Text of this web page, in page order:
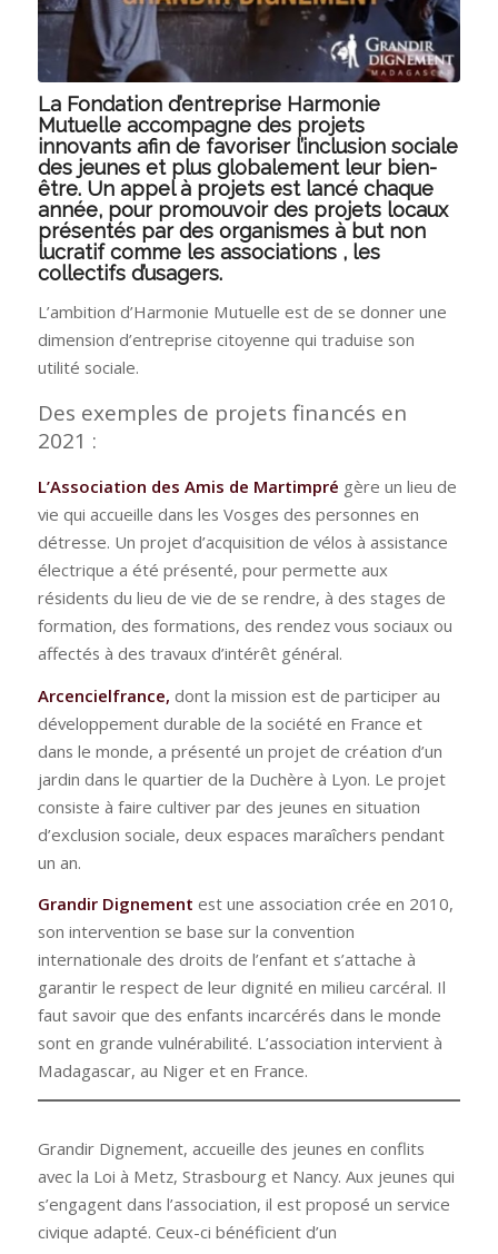
La Fondation d’entreprise Harmonie
Mutuelle accompagne des projets
innovants afin de favoriser l’inclusion sociale
des jeunes et plus globalement leur bien-
être. Un appel à projets est lancé chaque
année, pour promouvoir des projets locaux
présentés par des organismes à but non
lucratif comme les associations , les
collectifs d’usagers.
L’ambition d’Harmonie Mutuelle est de se donner une
dimension d’entreprise citoyenne qui traduise son
utilité sociale.
Des exemples de projets financés en
2021 :
L’Association des Amis de Martimpré gère un lieu de
vie qui accueille dans les Vosges des personnes en
détresse. Un projet d’acquisition de vélos à assistance
électrique a été présenté, pour permette aux
résidents du lieu de vie de se rendre, à des stages de
formation, des formations, des rendez vous sociaux ou
affectés à des travaux d’intérêt général.
Arcencielfrance, dont la mission est de participer au
développement durable de la société en France et
dans le monde, a présenté un projet de création d’un
jardin dans le quartier de la Duchère à Lyon. Le projet
consiste à faire cultiver par des jeunes en situation
d’exclusion sociale, deux espaces maraîchers pendant
un an.
Grandir Dignement est une association crée en 2010,
son intervention se base sur la convention
internationale des droits de l’enfant et s’attache à
garantir le respect de leur dignité en milieu carcéral. Il
faut savoir que des enfants incarcérés dans le monde
sont en grande vulnérabilité. L’association intervient à
Madagascar, au Niger et en France.
Grandir Dignement, accueille des jeunes en conflits
avec la Loi à Metz, Strasbourg et Nancy. Aux jeunes qui
s’engagent dans l’association, il est proposé un service
civique adapté. Ceux-ci bénéficient d’un